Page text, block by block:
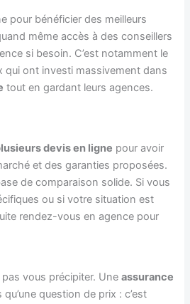
pour bénéficier des meilleurs
même accès à des conseillers
si besoin. C’est notamment le
qui ont investi massivement dans
tout en gardant leurs agences.
devis en ligne pour avoir
et des garanties proposées.
de comparaison solide. Si vous
ou si votre situation est
rendez-vous en agence pour
pas vous précipiter. Uneassurance
qu’une question de prix : c’est